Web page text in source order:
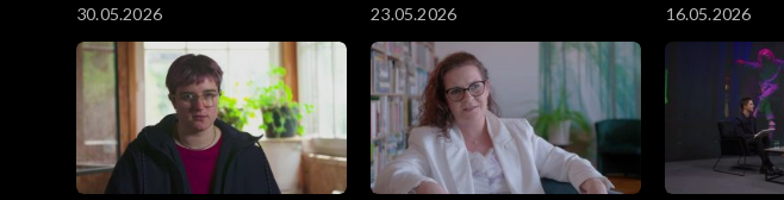
30.05.2026 23.05.2026 16.05.2026